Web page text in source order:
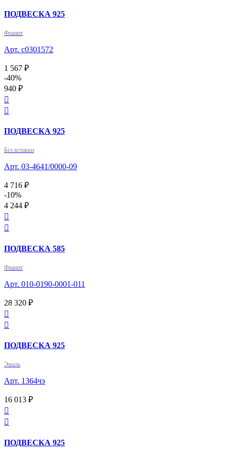
ПОДВЕСКА 925
Фианит
Арт. с0301572
1 567 ₽
-40%
940 ₽


ПОДВЕСКА 925
Без вставки
Арт. 03-4641/0000-09
4 716 ₽
-10%
4 244 ₽


ПОДВЕСКА 585
Фианит
Арт. 010-0190-0001-011
28 320 ₽


ПОДВЕСКА 925
Эмаль
Арт. 1364чэ
16 013 ₽


ПОДВЕСКА 925